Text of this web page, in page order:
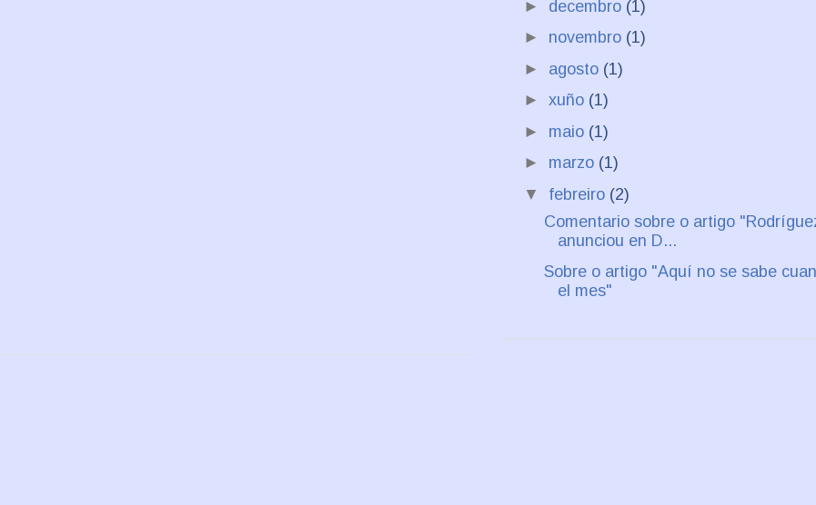
► decembro (1)
► novembro (1)
► agosto (1)
► xuño (1)
► maio (1)
► marzo (1)
▼ febreiro (2)
Comentario sobre o artigo
anunciou en D...
Sobre o artigo "Aquí no se sabe
el mes"